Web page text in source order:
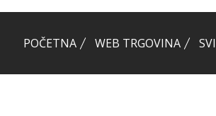
POČETNA WEB TRGOVINA